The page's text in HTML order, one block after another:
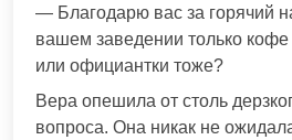
— Благодарю вас за горячий
вашем заведении только
или официантки тоже?
Вера опешила от столь
вопроса. Она никак не